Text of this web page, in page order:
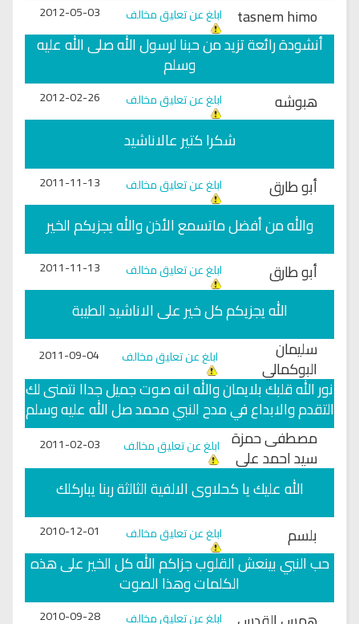
tasnem himo
ابلغ عن تعليق مخالف 2012-05-03
أنشودة رائعة تزيد من حبنا لرسول الله صلى الله عليه
وسلم
هبوشه
ابلغ عن تعليق مخالف 2012-02-26
شكرا كتير عالاناشيد
أبو طارق
ابلغ عن تعليق مخالف 2011-11-13
والله من أفضل ماتسمع الأذن والله يجزيكم الخير
أبو طارق
ابلغ عن تعليق مخالف 2011-11-13
الله يجزيكم كل خير على الاناشيد الطيبة
سليمان
البوكمالي ابلغ عن تعليق مخالف 2011-09-04
نور الله قلبك بلايمان والله انه صوت جميل جداا نتمنى لك
التقدم والابداع في مدح النبي محمد صل الله عليه وسلم
مصطفى حمزة
سيد احمد على ابلغ عن تعليق مخالف 2011-02-03
الله عليك يا كحلاوى الالفية الثالثة ربنا يباركلك
بلسم
ابلغ عن تعليق مخالف 2010-12-01
حب النبي بينعش القلوب جزاكم الله كل الخير على هذه
الكلمات وهذا الصوت
ابلغ عن تعليق مخالف 2010-09-28